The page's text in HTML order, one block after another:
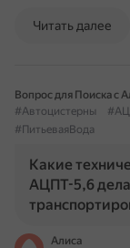
Читать далее
Вопрос для Поиска с
#Автоцистерны
#ПитьеваяВода
Какие
АЦПТ-5,6
Алиса